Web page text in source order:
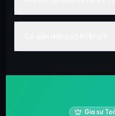
Gia sư